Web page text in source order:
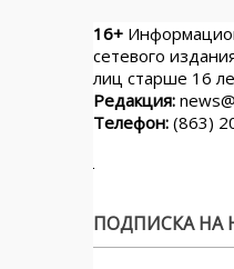
16+
сетевого
лиц старше 16
Редакция:
Телефон: (863)
ПОДПИСКА НА